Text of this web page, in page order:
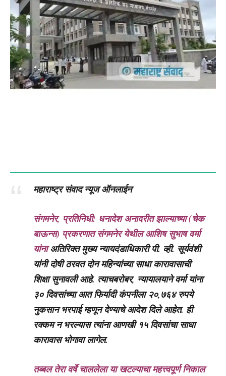
महाराष्ट्र संवाद न्यूज ऑनलाईन
संगमनेर, प्रतिनिधी: धनादेश अनादरीत झाल्याच्या (चेक
बाऊन्स) प्रकरणात संगमनेर येथील आशिष सुभाष वर्मा
यांनाअतिरिक्त मुख्य न्यायदंडाधिकारी पी. व्ही. सूर्यवंशी
यांनी दोषी ठरवत दोन महिन्यांच्या साधा कारावासाची
शिक्षा सुनावली आहे. त्याचबरोबर, न्यायालयाने वर्मा यांना
३० दिवसांच्या आत फिर्यादी कंपनीला २०,७६४ रुपये
नुकसान भरपाई म्हणून देण्याचे आदेश दिले आहेत. ही
रक्कम न भरल्यास त्यांना आणखी १५ दिवसांचा साधा
कारावास भोगावा लागेल.
तब्बल तेरा वर्षे चाललेला या खटल्याचा महत्त्वपूर्ण निकाल